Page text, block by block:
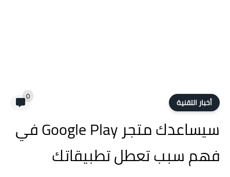
أخبار التقنية 0
سيساعدك متجر Google Play في
فهم سبب تعطل تطبيقاتك